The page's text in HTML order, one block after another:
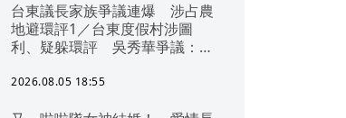
台東議長家族爭議連爆 涉占農
地避環評1／台東度假村涉圖
利、疑躲環評 吳秀華爭議：概
2026.08.05 18:55